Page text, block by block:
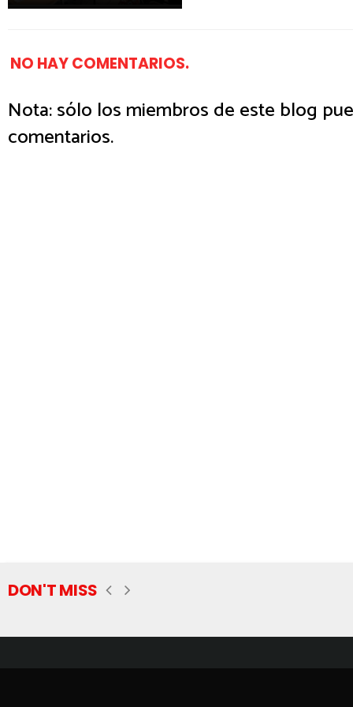
NO HAY COMENTARIOS.
Nota: sólo los miembros de este blog
comentarios.
DON'T MISS